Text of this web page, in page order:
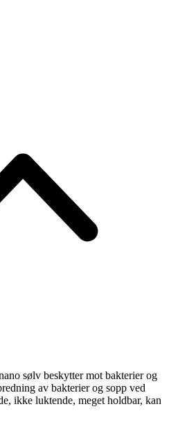
sølv beskytter mot bakterier og
av bakterier og sopp ved
ikke luktende, meget holdbar, kan